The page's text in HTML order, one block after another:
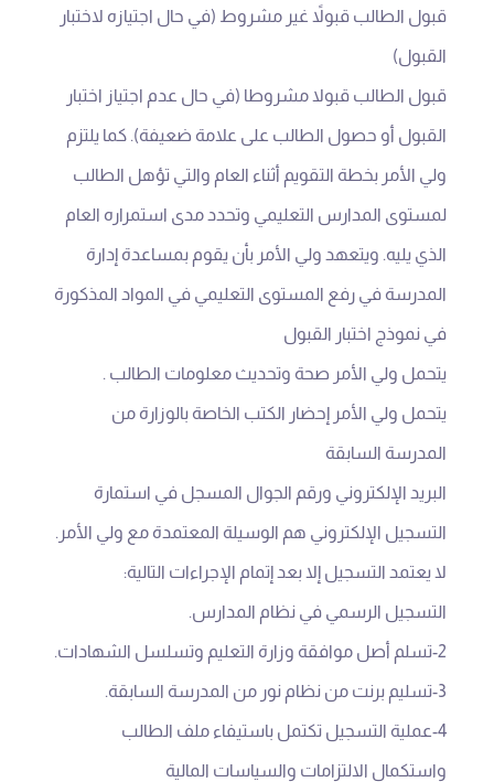
قبول الطالب قبولاً غير مشروط (في حال اجتيازه لاختبار
القبول)
قبول الطالب قبولا مشروطا (في حال عدم اجتياز اختبار
القبول أو حصول الطالب على علامة ضعيفة). كما يلتزم
ولي الأمر بخطة التقويم أثناء العام والتي تؤهل الطالب
لمستوى المدارس التعليمي وتحدد مدى استمراره العام
الذي يليه. ويتعهد ولي الأمر بأن يقوم بمساعدة إدارة
المدرسة في رفع المستوى التعليمي في المواد المذكورة
في نموذج اختبار القبول
يتحمل ولي الأمر صحة وتحديث معلومات الطالب .
يتحمل ولي الأمر إحضار الكتب الخاصة بالوزارة من
المدرسة السابقة
البريد الإلكتروني ورقم الجوال المسجل في استمارة
التسجيل الإلكتروني هم الوسيلة المعتمدة مع ولي الأمر.
لا يعتمد التسجيل إلا بعد إتمام الإجراءات التالية:
التسجيل الرسمي في نظام المدارس.
2-تسلم أصل موافقة وزارة التعليم وتسلسل الشهادات.
3-تسليم برنت من نظام نور من المدرسة السابقة.
4-عملية التسجيل تكتمل باستيفاء ملف الطالب
واستكمال الالتزامات والسياسات المالية